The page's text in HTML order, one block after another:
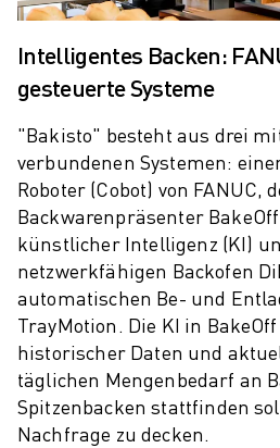
Intelligentes Backen:
gesteuerte Systeme
"Bakisto" besteht aus drei
verbundenen Systemen:
Roboter (Cobot) von FANUC,
Backwarenpräsenter
künstlicher Intelligenz (KI)
netzwerkfähigen Backofen
automatischen Be- und
TrayMotion. Die KI in
historischer Daten und
täglichen Mengenbedarf an
Spitzenbacken stattfinden
Nachfrage zu decken.